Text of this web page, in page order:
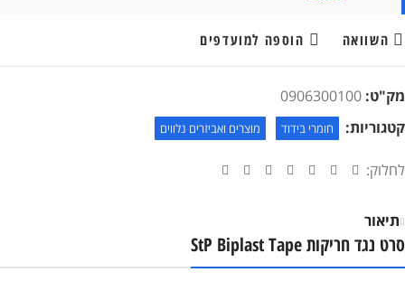
השוואה הוספה למועדפים
מק"ט: 0906300100
קטגוריות:
חומרי בידוד מוצרים ואביזרים נלווים
לחלוק:
תיאור
סרט נגד חריקות StP Biplast Tape